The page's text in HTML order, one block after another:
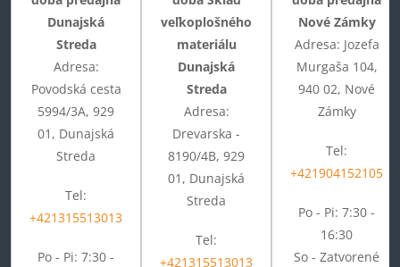
Dunajská
Streda
Adresa:
Povodská cesta
5994/3A, 929
01, Dunajská
Streda
Tel:
+421315513013
Po - Pi: 7:30 -
veľkoplošného
materiálu
Dunajská
Streda
Adresa:
Drevarska -
8190/4B, 929
01, Dunajská
Streda
Tel:
+421315513013
Nové Zámky
Adresa: Jozefa
Murgaša 104,
940 02, Nové
Zámky
Tel:
+421904152105
Po - Pi: 7:30 -
16:30
So - Zatvorené